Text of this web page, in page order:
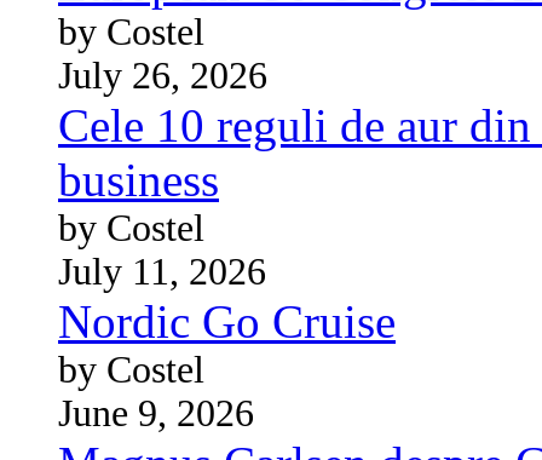
by Costel
July 26, 2026
Cele 10 reguli de aur
business
by Costel
July 11, 2026
Nordic Go Cruise
by Costel
June 9, 2026